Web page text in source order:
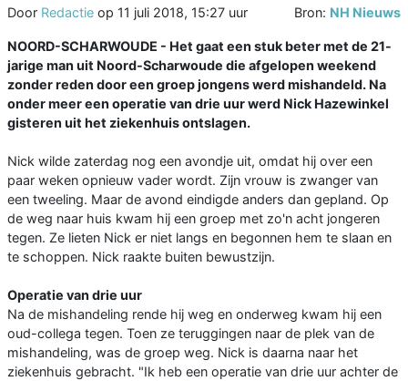
Door Redactie op 11 juli 2018, 15:27 uur Bron: NH Nieuws
NOORD-SCHARWOUDE - Het gaat een stuk beter met de 21-
jarige man uit Noord-Scharwoude die afgelopen weekend
zonder reden door een groep jongens werd mishandeld. Na
onder meer een operatie van drie uur werd Nick Hazewinkel
gisteren uit het ziekenhuis ontslagen.
Nick wilde zaterdag nog een avondje uit, omdat hij over een
paar weken opnieuw vader wordt. Zijn vrouw is zwanger van
een tweeling. Maar de avond eindigde anders dan gepland. Op
de weg naar huis kwam hij een groep met zo'n acht jongeren
tegen. Ze lieten Nick er niet langs en begonnen hem te slaan en
te schoppen. Nick raakte buiten bewustzijn.
Operatie van drie uur
Na de mishandeling rende hij weg en onderweg kwam hij een
oud-collega tegen. Toen ze teruggingen naar de plek van de
mishandeling, was de groep weg. Nick is daarna naar het
ziekenhuis gebracht. "Ik heb een operatie van drie uur achter de